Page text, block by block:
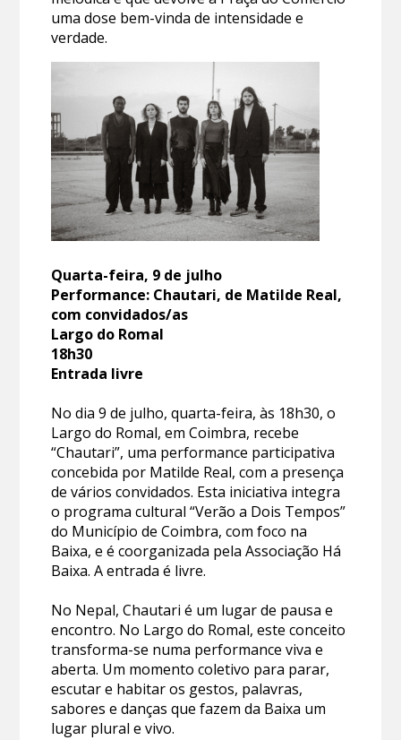
uma dose bem-vinda de intensidade e
verdade.
Quarta-feira, 9 de julho
Performance: Chautari, de Matilde Real,
com convidados/as
Largo do Romal
18h30
Entrada livre
No dia 9 de julho, quarta-feira, às 18h30, o
Largo do Romal, em Coimbra, recebe
“Chautari”, uma performance participativa
concebida por Matilde Real, com a presença
de vários convidados. Esta iniciativa integra
o programa cultural “Verão a Dois Tempos”
do Município de Coimbra, com foco na
Baixa, e é coorganizada pela Associação Há
Baixa. A entrada é livre.
No Nepal, Chautari é um lugar de pausa e
encontro. No Largo do Romal, este conceito
transforma-se numa performance viva e
aberta. Um momento coletivo para parar,
escutar e habitar os gestos, palavras,
sabores e danças que fazem da Baixa um
lugar plural e vivo.